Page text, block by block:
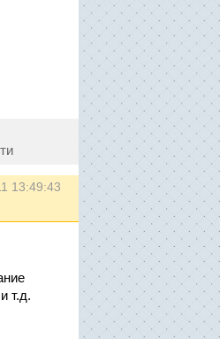
13:49:43
т.д.